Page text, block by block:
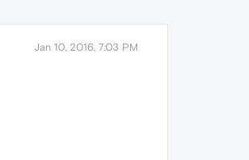
Jan 10, 2016, 7:03 PM